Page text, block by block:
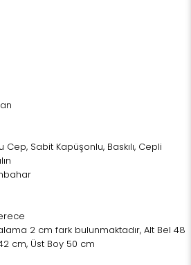
Cep, Sabit Kapüşonlu, Baskılı, Cepli
2 cm fark bulunmaktadır, Alt Bel 48
cm, Üst Boy 50 cm